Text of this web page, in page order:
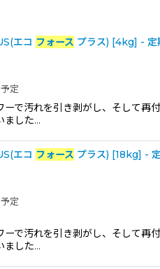
エコ フォース プラス) [4kg] - 定
定
ーで汚れを引き剥がし、そして再
ました…
エコ フォース プラス) [18kg] -
定
ーで汚れを引き剥がし、そして再
ました…